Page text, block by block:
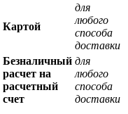
Картой
для
любого
способа
доставки
Безналичный
расчет на
расчетный
счет
для
любого
способа
доставки